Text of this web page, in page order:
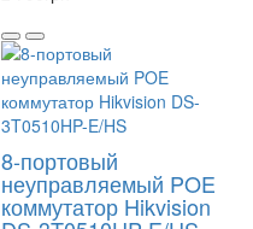
8-портовый
неуправляемый POE
коммутатор Hikvision